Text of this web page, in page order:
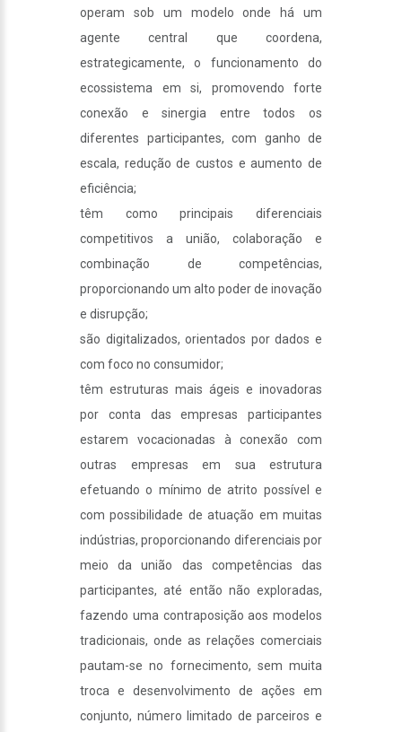
operam sob um modelo onde há um
agente central que coordena,
estrategicamente, o funcionamento do
ecossistema em si, promovendo forte
conexão e sinergia entre todos os
diferentes participantes, com ganho de
escala, redução de custos e aumento de
eficiência;
têm como principais diferenciais
competitivos a união, colaboração e
combinação de competências,
proporcionando um alto poder de inovação
e disrupção;
são digitalizados, orientados por dados e
com foco no consumidor;
têm estruturas mais ágeis e inovadoras
por conta das empresas participantes
estarem vocacionadas à conexão com
outras empresas em sua estrutura
efetuando o mínimo de atrito possível e
com possibilidade de atuação em muitas
indústrias, proporcionando diferenciais por
meio da união das competências das
participantes, até então não exploradas,
fazendo uma contraposição aos modelos
tradicionais, onde as relações comerciais
pautam-se no fornecimento, sem muita
troca e desenvolvimento de ações em
conjunto, número limitado de parceiros e